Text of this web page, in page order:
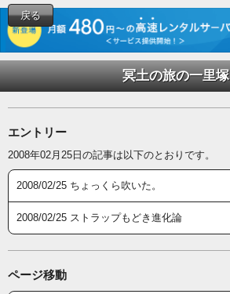
冥土の旅の一里塚
戻る
エントリー
2008年02月25日の記事は以下のとおりです。
2008/02/25 ちょっくら吹いた。
2008/02/25 ストラップもどき進化論
ページ移動